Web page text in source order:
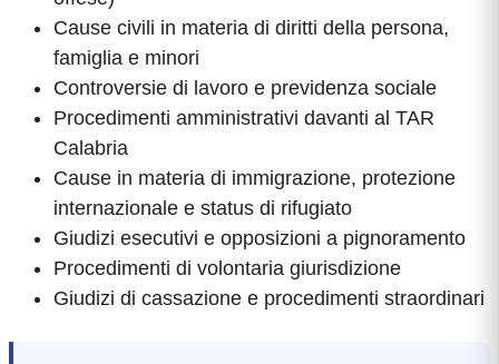
Cause civili in materia di diritti della persona,
famiglia e minori
Controversie di lavoro e previdenza sociale
Procedimenti amministrativi davanti al TAR
Calabria
Cause in materia di immigrazione, protezione
internazionale e status di rifugiato
Giudizi esecutivi e opposizioni a pignoramento
Procedimenti di volontaria giurisdizione
Giudizi di cassazione e procedimenti straordinari